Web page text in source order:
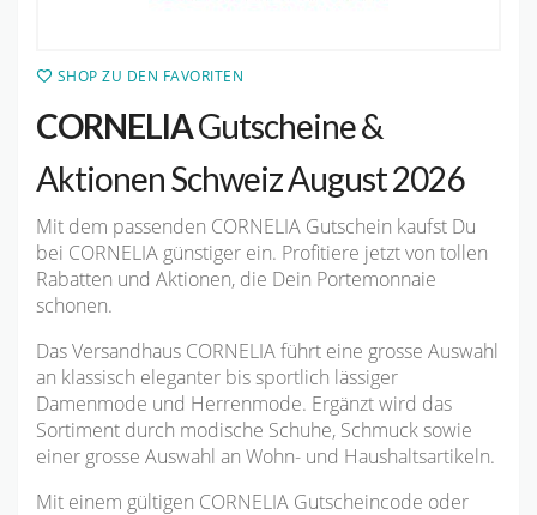
SHOP ZU DEN FAVORITEN
CORNELIAGutscheine &
Aktionen Schweiz August 2026
Mit dem passenden CORNELIA Gutschein kaufst Du
bei CORNELIA günstiger ein. Profitiere jetzt von tollen
Rabatten und Aktionen, die Dein Portemonnaie
schonen.
Das Versandhaus CORNELIA führt eine grosse Auswahl
an klassisch eleganter bis sportlich lässiger
Damenmode und Herrenmode. Ergänzt wird das
Sortiment durch modische Schuhe, Schmuck sowie
einer grosse Auswahl an Wohn- und Haushaltsartikeln.
Mit einem gültigen CORNELIA Gutscheincode oder